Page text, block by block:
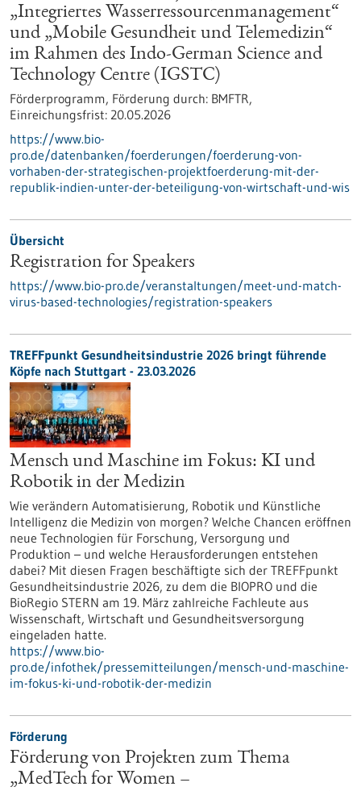
„Integriertes Wasserressourcenmanagement“
und „Mobile Gesundheit und Telemedizin“
im Rahmen des Indo-German Science and
Technology Centre (IGSTC)
Förderprogramm, Förderung durch: BMFTR,
Einreichungsfrist: 20.05.2026
https://www.bio-
pro.de/datenbanken/foerderungen/foerderung-von-
vorhaben-der-strategischen-projektfoerderung-mit-der-
republik-indien-unter-der-beteiligung-von-wirtschaft-und-wis
Übersicht
Registration for Speakers
https://www.bio-pro.de/veranstaltungen/meet-und-match-
virus-based-technologies/registration-speakers
TREFFpunkt Gesundheitsindustrie 2026 bringt führende
Köpfe nach Stuttgart - 23.03.2026
Mensch und Maschine im Fokus: KI und
Robotik in der Medizin
Wie verändern Automatisierung, Robotik und Künstliche
Intelligenz die Medizin von morgen? Welche Chancen eröffnen
neue Technologien für Forschung, Versorgung und
Produktion – und welche Herausforderungen entstehen
dabei? Mit diesen Fragen beschäftigte sich der TREFFpunkt
Gesundheitsindustrie 2026, zu dem die BIOPRO und die
BioRegio STERN am 19. März zahlreiche Fachleute aus
Wissenschaft, Wirtschaft und Gesundheitsversorgung
eingeladen hatte.
https://www.bio-
pro.de/infothek/pressemitteilungen/mensch-und-maschine-
im-fokus-ki-und-robotik-der-medizin
Förderung
Förderung von Projekten zum Thema
„MedTech for Women –